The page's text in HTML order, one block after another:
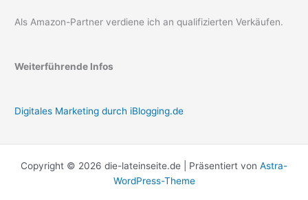
Als Amazon-Partner verdiene ich an qualifizierten Verkäufen.
Weiterführende Infos
Digitales Marketing durch iBlogging.de
Copyright © 2026 die-lateinseite.de | Präsentiert von Astra-
WordPress-Theme